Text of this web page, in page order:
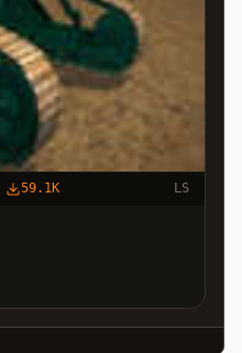
59.1K LS